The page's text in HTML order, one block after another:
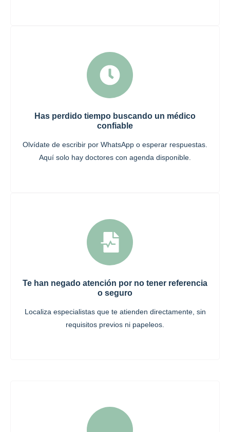
Has perdido tiempo buscando un médico
confiable
Olvídate de escribir por WhatsApp o esperar respuestas.
Aquí solo hay doctores con agenda disponible.
Te han negado atención por no tener referencia
o seguro
Localiza especialistas que te atienden directamente, sin
requisitos previos ni papeleos.